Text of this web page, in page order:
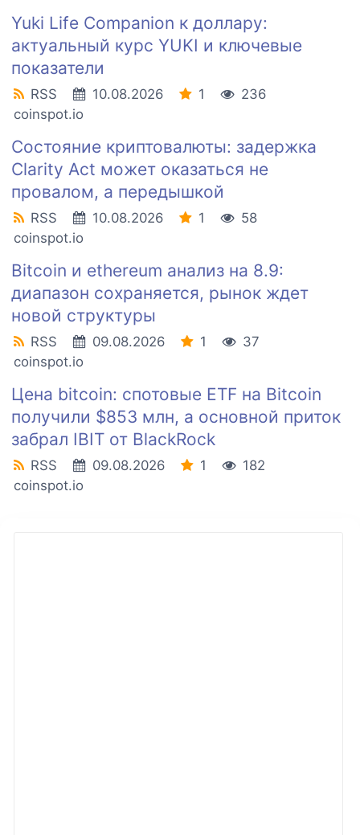
Yuki Life Companion к доллару:
актуальный курс YUKI и ключевые
показатели
RSS 10.08.2026 1
236
coinspot.io
Состояние криптовалюты: задержка
Clarity Act может оказаться не
провалом, а передышкой
RSS 10.08.2026 1
58
coinspot.io
Bitcoin и ethereum анализ на 8.9:
диапазон сохраняется, рынок ждет
новой структуры
RSS 09.08.2026 1
37
coinspot.io
Цена bitcoin: спотовые ETF на Bitcoin
получили $853 млн, а основной приток
забрал IBIT от BlackRock
RSS 09.08.2026 1
182
coinspot.io